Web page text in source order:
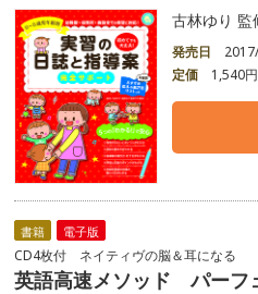
古林ゆり 監
発売日
定価
1,540
書籍 電子版
CD4枚付 ネイティヴの脳＆耳になる
英語高速メソッド パーフ